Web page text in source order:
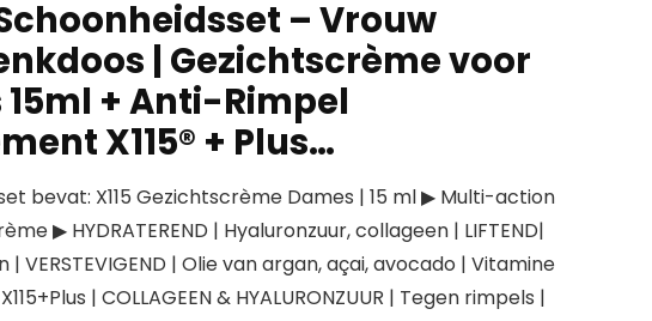
Schoonheidsset – Vrouw
| Gezichtscrème voor
+ Anti-Rimpel
X115® + Plus…
bevat: X115 Gezichtscrème Dames | 15 ml ▶ Multi-action
▶ HYDRATEREND | Hyaluronzuur, collageen | LIFTEND|
| VERSTEVIGEND | Olie van argan, açai, avocado | Vitamine
| COLLAGEEN & HYALURONZUUR | Tegen rimpels |